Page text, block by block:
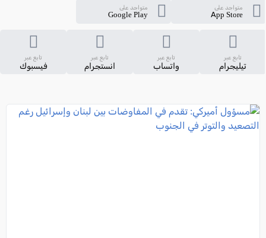
متواجد على
App Store
متواجد على
Google Play
تابع عبر
تيليجرام
تابع عبر
واتساب
تابع عبر
انستجرام
تابع عبر
فيسبوك